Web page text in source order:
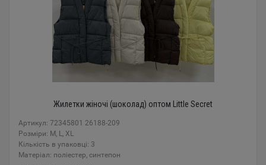
Жилетки жіночі (шоколад) оптом Little Secret
Артикул: 72345801 26188-209
Розміри: M, L, XL
Кількість в упаковці: 3
Mатеріал: поліестер, синтепон